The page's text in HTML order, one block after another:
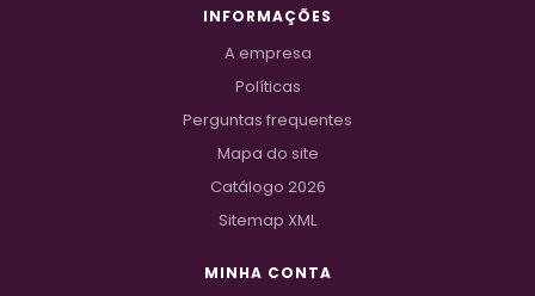
INFORMAÇÕES
A empresa
Políticas
Perguntas frequentes
Mapa do site
Catálogo 2026
Sitemap XML
MINHA CONTA